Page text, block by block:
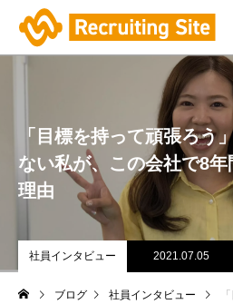
「目標を持って頑張ろう
ない私が、この会社で8
理由
社員インタビュー 2021.07.05
ブログ 社員インタビュー 「